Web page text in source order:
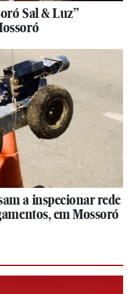
Sal & Luz”
a inspecionar rede
em Mossoró